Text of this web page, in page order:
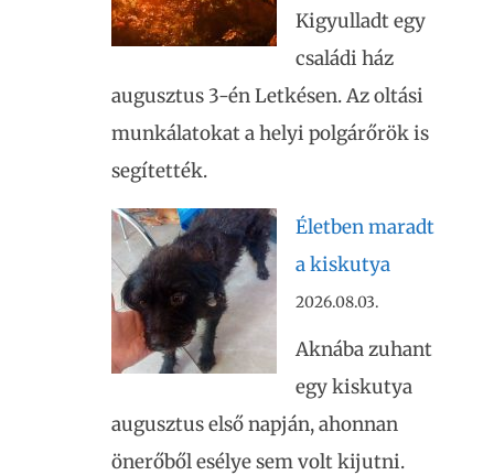
Kigyulladt egy
családi ház
augusztus 3-én Letkésen. Az oltási
munkálatokat a helyi polgárőrök is
segítették.
Életben maradt
a kiskutya
2026.08.03.
Aknába zuhant
egy kiskutya
augusztus első napján, ahonnan
önerőből esélye sem volt kijutni.